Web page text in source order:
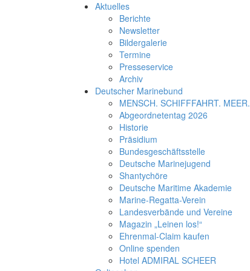
Aktuelles
Berichte
Newsletter
Bildergalerie
Termine
Presseservice
Archiv
Deutscher Marinebund
MENSCH. SCHIFFFAHRT. MEER.
Abgeordnetentag 2026
Historie
Präsidium
Bundesgeschäftsstelle
Deutsche Marinejugend
Shantychöre
Deutsche Maritime Akademie
Marine-Regatta-Verein
Landesverbände und Vereine
Magazin „Leinen los!“
Ehrenmal-Claim kaufen
Online spenden
Hotel ADMIRAL SCHEER